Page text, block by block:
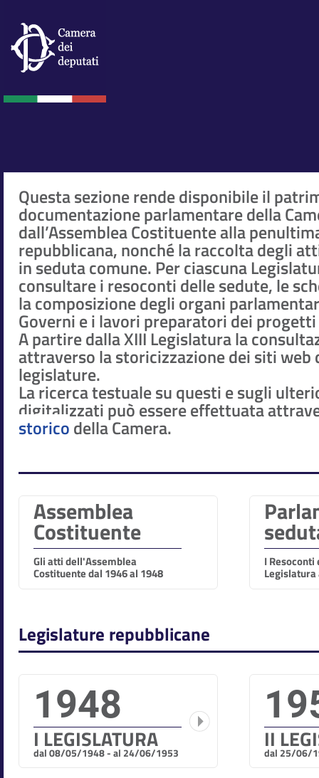
Questa sezione rende disponibile il
documentazione parlamentare della
dall’Assemblea Costituente alla
repubblicana, nonché la raccolta degli
in seduta comune. Per ciascuna
consultare i resoconti delle sedute, le
la composizione degli organi
Governi e i lavori preparatori dei
A partire dalla XIII Legislatura la
attraverso la storicizzazione dei siti web
legislature.
La ricerca testuale su questi e sugli
digitalizzati può essere effettuata
storicodella Camera.
Assemblea
Costituente
Gli atti dell'Assemblea
Costituente dal 1946 al 1948
I
Legislatura
Legislature repubblicane
1948
I LEGISLATURA
dal 08/05/1948 - al 24/06/1953 II
dal 25/06/